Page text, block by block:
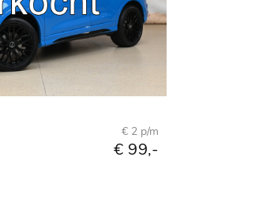
€ 2 p/m
€ 99,-